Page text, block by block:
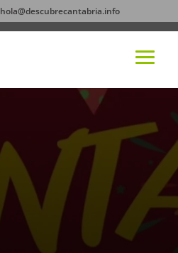
hola@descubrecantabria.info